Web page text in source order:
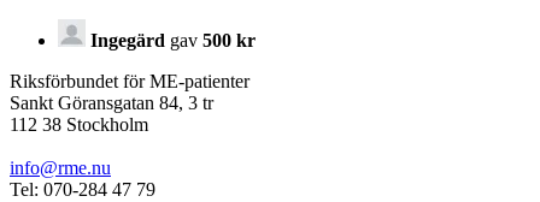
Ingegärd gav 500 kr
Riksförbundet för ME-patienter
Sankt Göransgatan 84, 3 tr
112 38 Stockholm
info@rme.nu
Tel: 070-284 47 79